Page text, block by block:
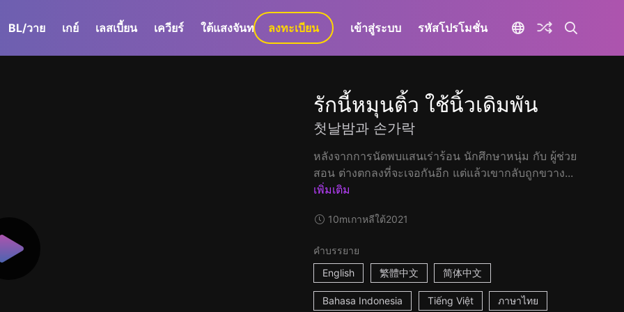
BL/วาย เกย์ เลสเบี้ยน เควียร์ ใต้แสงจันทร์ GaLa+
ลงทะเบียน เข้าสู่ระบบ รหัสโปรโมชั่น
รักนี้หมุนติ้ว ใช้นิ้วเดิมพัน
첫날밤과 손가락
หลังจากการนัดพบแสนเร่าร้อน นักศึกษาหนุ่ม กับ ผู้ช่วย
สอน ต่างตกลงที่จะเจอกันอีก แต่แล้วเขากลับถูกขวาง...
เพิ่มเติม
10mเกาหลีใต้2021
คำบรรยาย
English
繁體中文 简体中文
Bahasa Indonesia Tiếng Việt ภาษาไทย